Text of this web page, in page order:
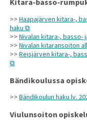
Kitara-basso-
>> Haapajärven kitara-,
haku
>> Nivalan kitara-, basso-
>> Nivalan kitaransoiton
>> Reisjärven kitara-,
Bändikoulussa
>> Bändikoulun haku lv.
Viulunsoiton